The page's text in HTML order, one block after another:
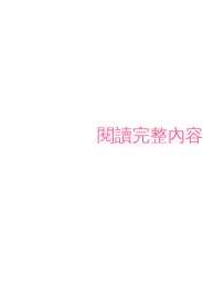
閱讀完整內容